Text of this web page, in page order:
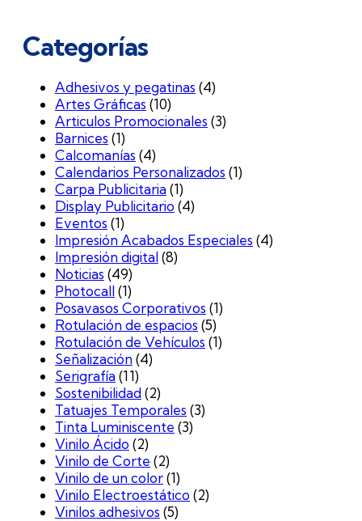
Categorías
Adhesivos y pegatinas (4)
Artes Gráficas (10)
Articulos Promocionales (3)
Barnices (1)
Calcomanías (4)
Calendarios Personalizados (1)
Carpa Publicitaria(1)
Display Publicitario (4)
Eventos (1)
Impresión Acabados Especiales (4)
Impresión digital(8)
Noticias (49)
Photocall(1)
Posavasos Corporativos (1)
Rotulación de espacios (5)
Rotulación de Vehículos (1)
Señalización(4)
Serigrafía(11)
Sostenibilidad(2)
Tatuajes Temporales (3)
Tinta Luminiscente (3)
Vinilo Ácido (2)
Vinilo de Corte (2)
Vinilo de un color(1)
Vinilo Electroestático (2)
Vinilos adhesivos (5)